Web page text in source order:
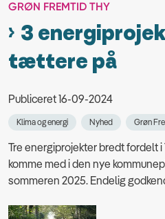
GRØN FREMTID THY
3
tættere på
Publiceret 16-09-2024
Klima og energi Nyhed Grøn
Tre energiprojekter bredt fordelt i
komme med i den nye
sommeren 2025. Endelig